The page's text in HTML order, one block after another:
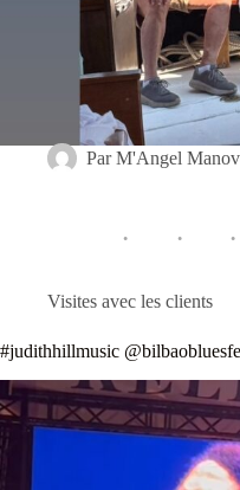
Par M'Angel
Visites avec les clients
#judithhillmusic